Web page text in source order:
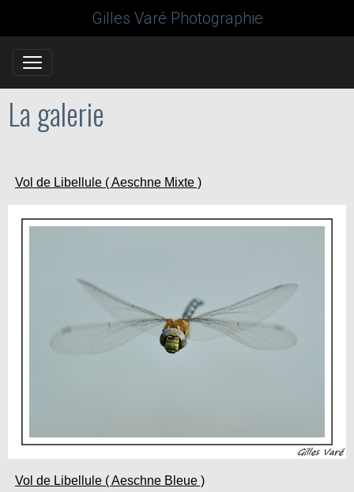
Gilles Varé Photographie
La galerie
Vol de Libellule ( Aeschne Mixte )
Vol de Libellule ( Aeschne Bleue )